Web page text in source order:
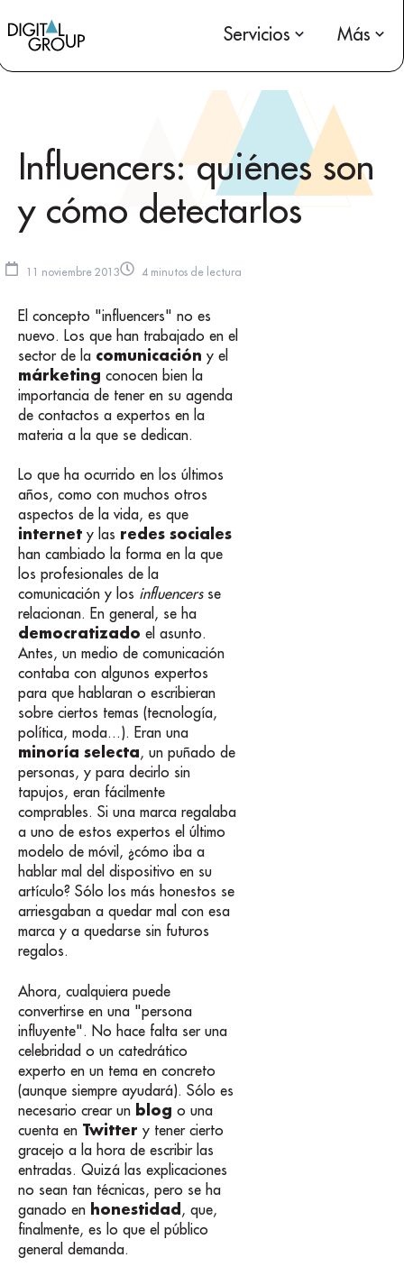
Servicios Más
Influencers: quiénes son
y cómo detectarlos
11 noviembre 2013 4 minutos de lectura
El concepto "influencers" no es
nuevo. Los que han trabajado en el
sector de la comunicación y el
márketing conocen bien la
importancia de tener en su agenda
de contactos a expertos en la
materia a la que se dedican.
Lo que ha ocurrido en los últimos
años, como con muchos otros
aspectos de la vida, es que
internet y las redes sociales
han cambiado la forma en la que
los profesionales de la
comunicación y los influencersse
relacionan. En general, se ha
democratizado el asunto.
Antes, un medio de comunicación
contaba con algunos expertos
para que hablaran o escribieran
sobre ciertos temas (tecnología,
política, moda...). Eran una
minoría selecta, un puñado de
personas, y para decirlo sin
tapujos, eran fácilmente
comprables. Si una marca regalaba
a uno de estos expertos el último
modelo de móvil, ¿cómo iba a
hablar mal del dispositivo en su
artículo? Sólo los más honestos se
arriesgaban a quedar mal con esa
marca y a quedarse sin futuros
regalos.
Ahora, cualquiera puede
convertirse en una "persona
influyente". No hace falta ser una
celebridad o un catedrático
experto en un tema en concreto
(aunque siempre ayudará). Sólo es
necesario crear un blog o una
cuenta en Twitter y tener cierto
gracejo a la hora de escribir las
entradas. Quizá las explicaciones
no sean tan técnicas, pero se ha
ganado en honestidad, que,
finalmente, es lo que el público
general demanda.